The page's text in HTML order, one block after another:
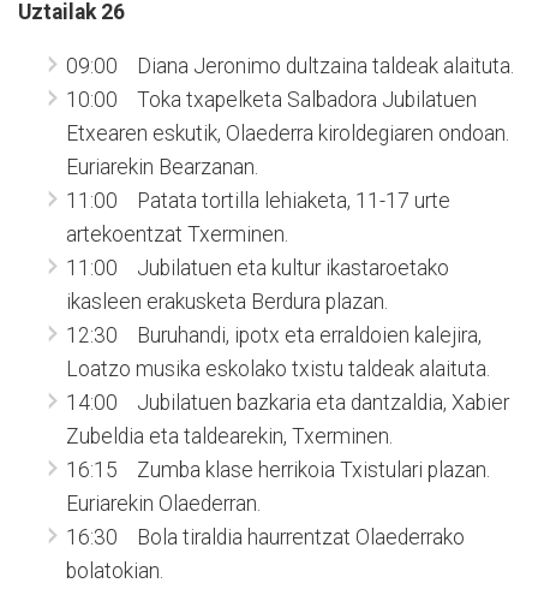
Uztailak 26
09:00 Diana Jeronimo dultzaina taldeak alaituta.
10:00 Toka txapelketa Salbadora Jubilatuen
Etxearen eskutik, Olaederra kiroldegiaren ondoan.
Euriarekin Bearzanan.
11:00 Patata tortilla lehiaketa, 11-17 urte
artekoentzat Txerminen.
11:00 Jubilatuen eta kultur ikastaroetako
ikasleen erakusketa Berdura plazan.
12:30 Buruhandi, ipotx eta erraldoien kalejira,
Loatzo musika eskolako txistu taldeak alaituta.
14:00 Jubilatuen bazkaria eta dantzaldia, Xabier
Zubeldia eta taldearekin, Txerminen.
16:15 Zumba klase herrikoia Txistulari plazan.
Euriarekin Olaederran.
16:30 Bola tiraldia haurrentzat Olaederrako
bolatokian.